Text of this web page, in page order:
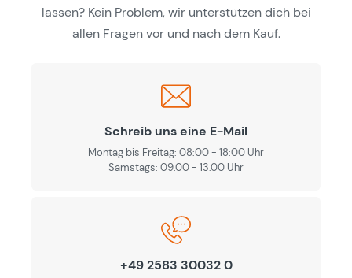
lassen? Kein Problem, wir unterstützen dich bei
allen Fragen vor und nach dem Kauf.
Schreib uns eine E-Mail
Montag bis Freitag: 08:00 - 18:00 Uhr
Samstags: 09.00 - 13.00 Uhr
+49 2583 30032 0